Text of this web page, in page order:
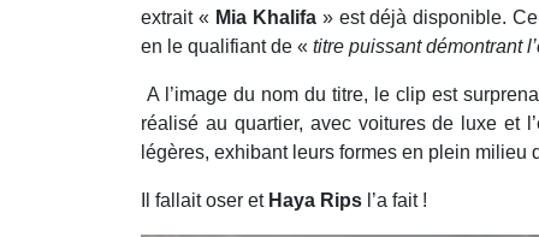
extrait « Mia Khalifa» est déjà disponible.
en le qualifiant de « titre puissant démontrant
A l’image du nom du titre, le clip est
réalisé au quartier, avec voitures de luxe et
légères, exhibant leurs formes en plein milieu
Il fallait oser et Haya Rips l’a fait !